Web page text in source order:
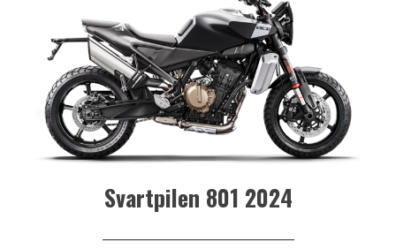
Svartpilen 801 2024